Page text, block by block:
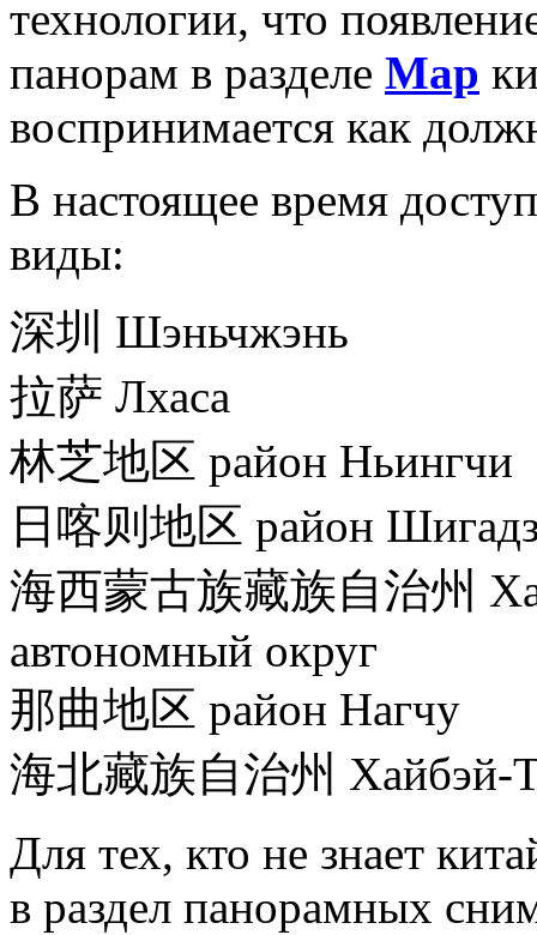
технологии, что
панорам в разделе Map
воспринимается как
В настоящее время
виды:
深圳 Шэньчжэнь
拉萨 Лхаса
林芝地区 район Ньингчи
日喀则地区 район
海西蒙古族藏族自治州
автономный округ
那曲地区 район Нагчу
海北藏族自治州 Хайбэй-
Для тех, кто не знает
в раздел панорамных